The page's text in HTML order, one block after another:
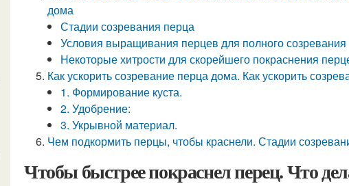
дома
Стадии созревания перца
Условия выращивания перцев для полного созревания
Некоторые хитрости для скорейшего покраснения
Как ускорить созревание перца дома. Как ускорить
1. Формирование куста.
2. Удобрение:
3. Укрывной материал.
Чем подкормить перцы, чтобы краснели. Стадии
Чтобы быстрее покраснел перец. Что